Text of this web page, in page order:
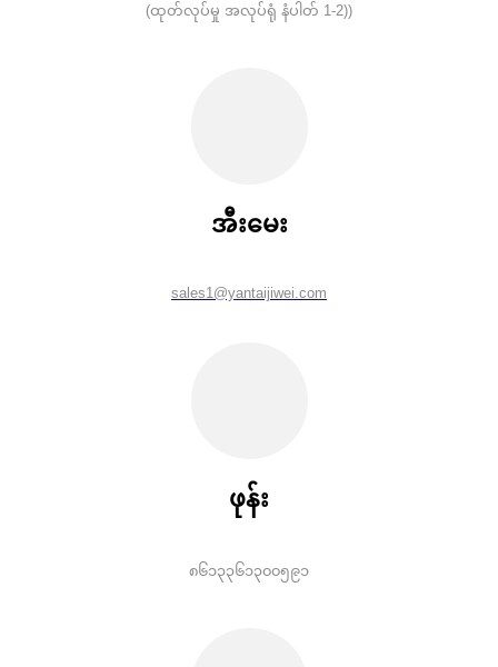
(ထုတ်လုပ်မှု အလုပ်ရုံ နံပါတ် 1-2))
အီးမေး
sales1@yantaijiwei.com
ဖုန်း
၈၆၁၃၃၆၁၃၀၀၅၉၁